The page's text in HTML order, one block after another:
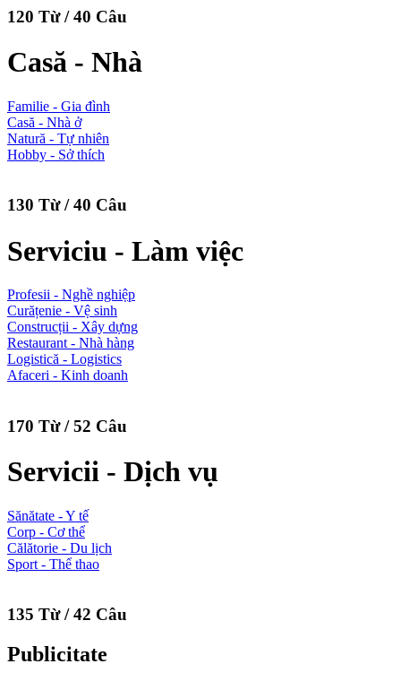
120 Từ / 40 Câu
Casă - Nhà
Familie - Gia đình
Casă - Nhà ở
Natură - Tự nhiên
Hobby - Sở thích
130 Từ / 40 Câu
Serviciu - Làm việc
Profesii - Nghề nghiệp
Curățenie - Vệ sinh
Construcții - Xây dựng
Restaurant - Nhà hàng
Logistică - Logistics
Afaceri - Kinh doanh
170 Từ / 52 Câu
Servicii - Dịch vụ
Sănătate - Y tế
Corp - Cơ thể
Călătorie - Du lịch
Sport - Thể thao
135 Từ / 42 Câu
Publicitate